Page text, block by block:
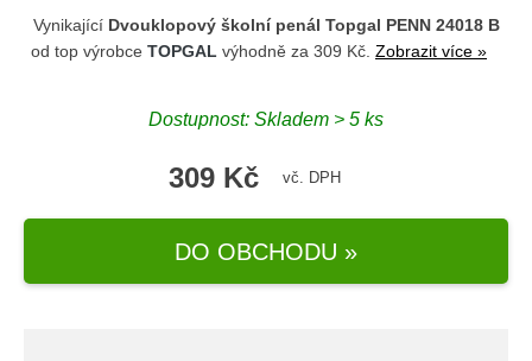
Vynikající Dvouklopový školní penál Topgal PENN 24018 B
od top výrobce TOPGAL výhodně za 309 Kč. Zobrazit více »
Dostupnost: Skladem > 5 ks
309 Kč vč. DPH
DO OBCHODU »